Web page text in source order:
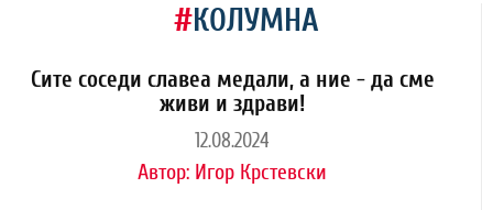
#КОЛУМНА
Сите соседи славеа медали, а ние - да сме
живи и здрави!
12.08.2024
Автор: Игор Крстевски